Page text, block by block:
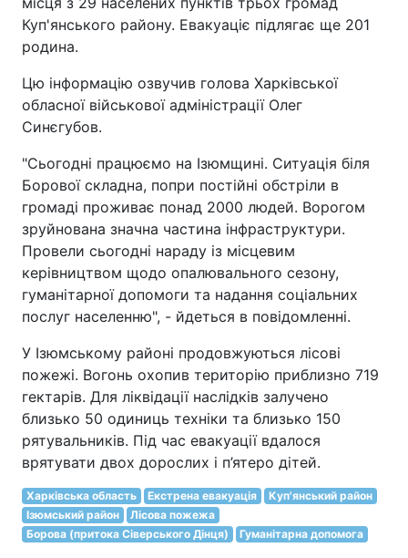
Куп'янського району. Евакуаціє підлягає ще 201
родина.
Цю інформацію озвучив голова Харківської
обласної військової адміністрації Олег
Синєгубов.
"Сьогодні працюємо на Ізюмщині. Ситуація біля
Борової складна, попри постійні обстріли в
громаді проживає понад 2000 людей. Ворогом
зруйнована значна частина інфраструктури.
Провели сьогодні нараду із місцевим
керівництвом щодо опалювального сезону,
гуманітарної допомоги та надання соціальних
послуг населенню", - йдеться в повідомленні.
У Ізюмському районі продовжуються лісові
пожежі. Вогонь охопив територію приблизно 719
гектарів. Для ліквідації наслідків залучено
близько 50 одиниць техніки та близько 150
рятувальників. Під час евакуації вдалося
врятувати двох дорослих і п’ятеро дітей.
Харківська область Екстрена евакуація
Куп'янський район
Ізюмський район
Лісова пожежа
Борова (притока Сіверського Дінця)
Гуманітарна допомога